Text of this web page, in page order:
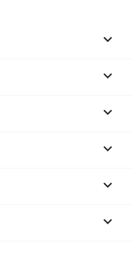





keyboard_arrow_down